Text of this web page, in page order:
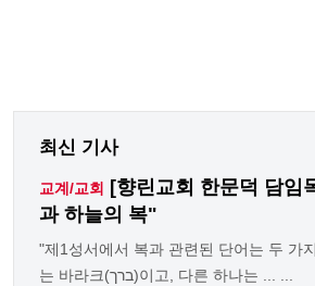
최신 기사
교계/교회
[향린교회 한문덕 담임
과 하늘의 복"
"제1성서에서 복과 관련된 단어는 두 가
는 바라크(ברך)이고, 다른 하나는 ... ...